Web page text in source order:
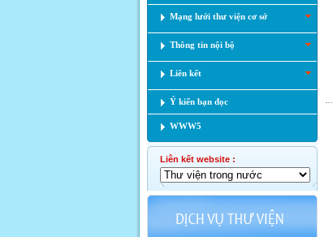
Mạng lưới thư viện cơ sở
Thông tin nội bộ
Liên kết
Ý kiến bạn đọc
WWW5
Liên kết website :